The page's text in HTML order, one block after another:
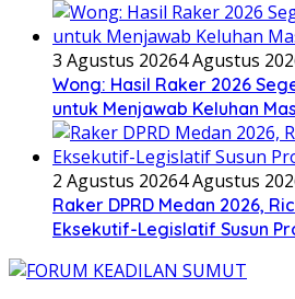
3 Agustus 20264 Agustus
Wong: Hasil Raker 2026
untuk Menjawab Keluhan
2 Agustus 20264 Agustus
Raker DPRD Medan 2026,
Eksekutif-Legislatif Susun